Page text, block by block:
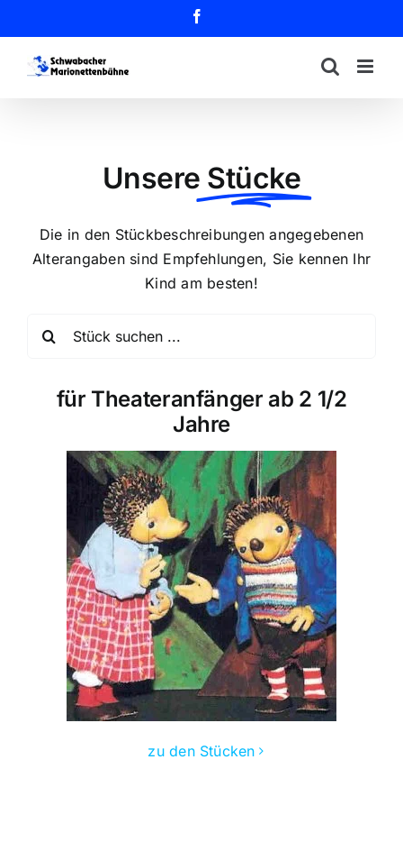
Inhalt
springen
Unsere Stücke
Die in den Stückbeschreibungen angegebenen
Alterangaben sind Empfehlungen, Sie kennen Ihr
Kind am besten!
nach:
für Theateranfänger ab 2 1/2
Jahre
zu den Stücken